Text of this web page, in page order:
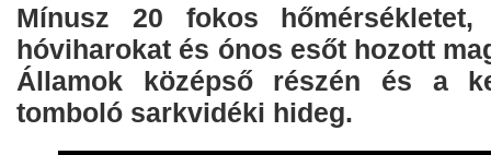
Mínusz 20 fokos
hóviharokat és ónos esőt hozott
Államok középső részén és a
tomboló sarkvidéki hideg.